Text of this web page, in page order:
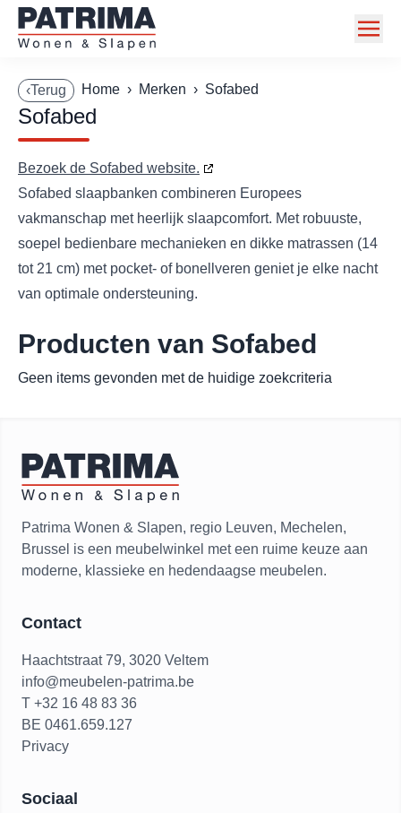
Acties
Merken
Info
‹Terug Home › Merken › Sofabed
Sofabed
Bezoek de Sofabed website.
Sofabed slaapbanken combineren Europees
vakmanschap met heerlijk slaapcomfort. Met robuuste,
soepel bedienbare mechanieken en dikke matrassen (14
tot 21 cm) met pocket- of bonellveren geniet je elke nacht
van optimale ondersteuning.
Producten van Sofabed
Geen items gevonden met de huidige zoekcriteria
Patrima Wonen & Slapen, regio Leuven, Mechelen,
Brussel is een meubelwinkel met een ruime keuze aan
moderne, klassieke en hedendaagse meubelen.
Contact
Haachtstraat 79, 3020 Veltem
info@meubelen-patrima.be
T +32 16 48 83 36
BE 0461.659.127
Privacy
Sociaal